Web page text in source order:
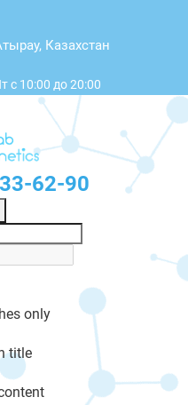
Казахстан
с 10:00 до 20:00
62-90
only
title